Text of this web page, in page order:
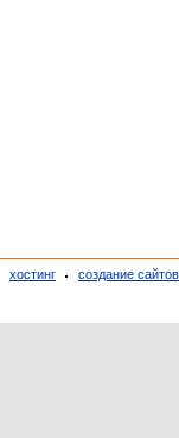
хостинг создание сайтов